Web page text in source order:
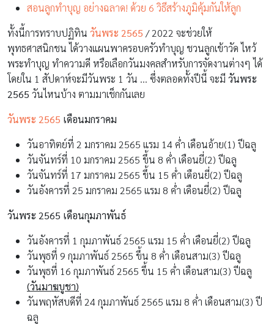
สอนลูกทำบุญ อย่างฉลาด! ด้วย 6 วิธีสร้างภูมิคุ้มกันให้ลูก
ทั้งนี้การทราบปฏิทิน วันพระ 2565 / 2022 จะช่วยให้
พุทธศาสนิกชน ได้วางแผนพาครอบครัวทำบุญ ชวนลูกเข้าวัด ไหว้
พระทำบุญ ทำความดี หรือเลือกวันมงคลสำหรับการจัดงานต่างๆ ได้
โดยใน 1 สัปดาห์จะมีวันพระ 1 วัน … ซึ่งตลอดทั้งปีนี้ จะมี วันพระ
2565 วันไหนบ้าง ตามมาเช็กกันเลย
วันพระ 2565 เดือนมกราคม
วันอาทิตย์ที่ 2 มกราคม 2565 แรม 14 ค่ำ เดือนอ้าย(1) ปีฉลู
วันจันทร์ที่ 10 มกราคม 2565 ขึ้น 8 ค่ำ เดือนยี่(2) ปีฉลู
วันจันทร์ที่ 17 มกราคม 2565 ขึ้น 15 ค่ำ เดือนยี่(2) ปีฉลู
วันอังคารที่ 25 มกราคม 2565 แรม 8 ค่ำ เดือนยี่(2) ปีฉลู
วันพระ 2565 เดือนกุมภาพันธ์
วันอังคารที่ 1 กุมภาพันธ์ 2565 แรม 15 ค่ำ เดือนยี่(2) ปีฉลู
วันพุธที่ 9 กุมภาพันธ์ 2565 ขึ้น 8 ค่ำ เดือนสาม(3) ปีฉลู
วันพุธที่ 16 กุมภาพันธ์ 2565 ขึ้น 15 ค่ำ เดือนสาม(3) ปีฉลู
(วันมาฆบูชา)
วันพฤหัสบดีที่ 24 กุมภาพันธ์ 2565 แรม 8 ค่ำ เดือนสาม(3) ปี
ฉลู